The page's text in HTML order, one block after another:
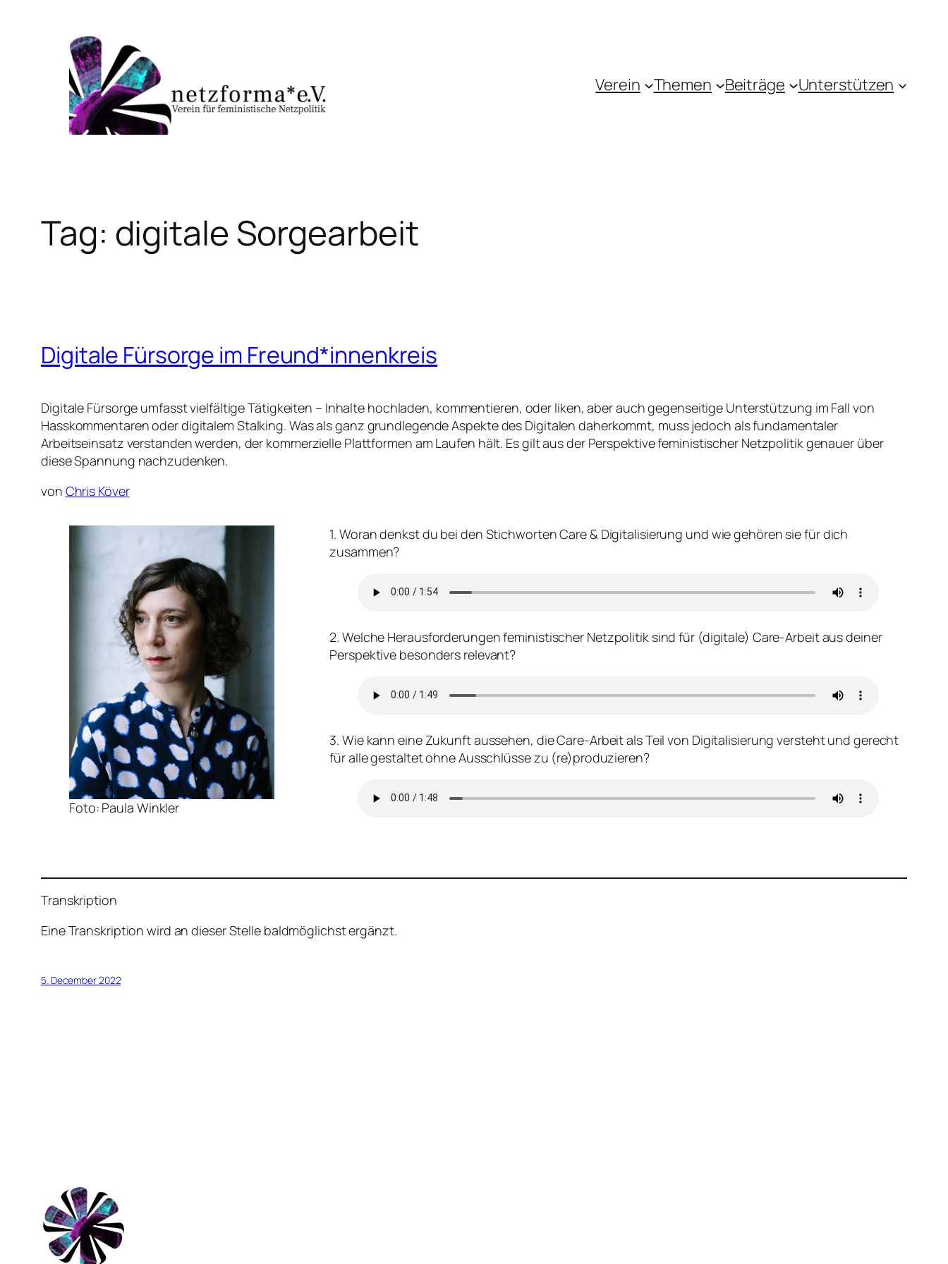
Verein
Themen Beiträge Unterstützen
Tag: digitale Sorgearbeit
Digitale Fürsorge im Freund*innenkreis
Digitale Fürsorge umfasst vielfältige Tätigkeiten – Inhalte hochladen, kommentieren, oder liken, aber auch gegenseitige Unterstützung im Fall von
Hasskommentaren oder digitalem Stalking. Was als ganz grundlegende Aspekte des Digitalen daherkommt, muss jedoch als fundamentaler
Arbeitseinsatz verstanden werden, der kommerzielle Plattformen am Laufen hält. Es gilt aus der Perspektive feministischer Netzpolitik genauer über
diese Spannung nachzudenken.
von Chris Köver
Foto: Paula Winkler
1. Woran denkst du bei den Stichworten Care & Digitalisierung und wie gehören sie für dich
zusammen?
2. Welche Herausforderungen feministischer Netzpolitik sind für (digitale) Care-Arbeit aus deiner
Perspektive besonders relevant?
3. Wie kann eine Zukunft aussehen, die Care-Arbeit als Teil von Digitalisierung versteht und gerecht
für alle gestaltet ohne Ausschlüsse zu (re)produzieren?
Transkription
Eine Transkription wird an dieser Stelle baldmöglichst ergänzt.
5. December 2022